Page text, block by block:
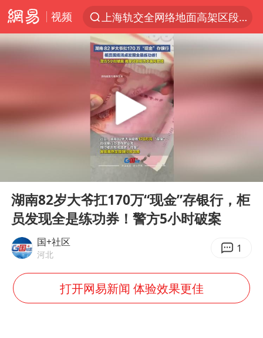
视频
上海轨交全网络地面高架区段限速运行
跨界融合拉长夏日经济消费链条
白海豚逼近浙闽沿海
拜登前列腺癌恶化
武契奇会见泽连斯基有何意图
2026“未录满”本科专业排行榜出炉
以军士兵把枪口对准中国记者
白海豚在海上打了个结
Play
00:11
湖南82岁大爷扛170万“现金”存银行，柜
员发现全是练功券！警方5小时破案
国+社区
河北 1
打开网易新闻 体验效果更佳